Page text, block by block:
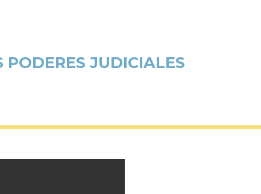
PODERES JUDICIALES